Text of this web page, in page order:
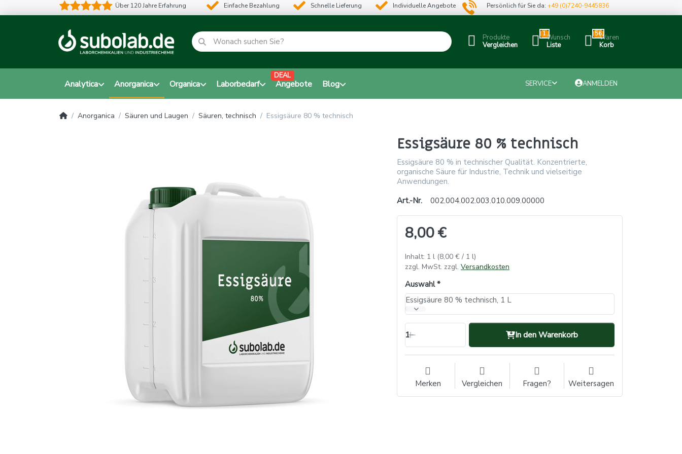
Über 120 Jahre Erfahrung Einfache Bezahlung Schnelle Lieferung Individuelle Angebote Persönlich für Sie da:+49 (0)7240-9445836
Produkte
Vergleichen
1Wunsch
Liste
56Waren
Korb
Analytica Anorganica Organica Laborbedarf Angebote
DEAL
Blog SERVICE ANMELDEN
Anorganica Säuren und Laugen Säuren, technisch Essigsäure 80 % technisch
Essigsäure 80 % technisch
Essigsäure 80 % in technischer Qualität. Konzentrierte,
organische Säure für Industrie, Technik und vielseitige
Anwendungen.
Art.-Nr.
002.004.002.003.010.009.00000
8,00 €
Inhalt: 1 l (8,00 € / 1 l)
zzgl. MwSt. zzgl. Versandkosten
Auswahl
Essigsäure 80 % technisch, 1 L
1 In den Warenkorb
Merken Vergleichen Fragen? Weitersagen